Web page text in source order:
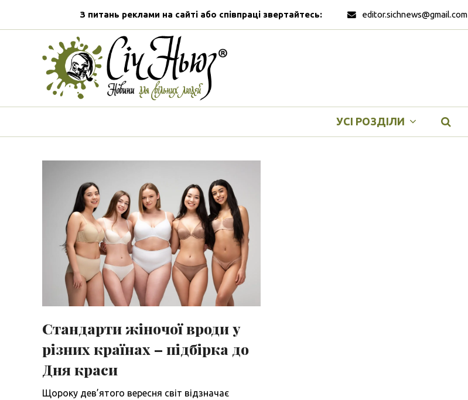
З питань реклами на сайті або співпраці звертайтесь: editor.sichnews@gmail.com
УСІ РОЗДІЛИ
Стандарти жіночої вроди у
різних країнах – підбірка до
Дня краси
Щороку дев’ятого вересня світ відзначає